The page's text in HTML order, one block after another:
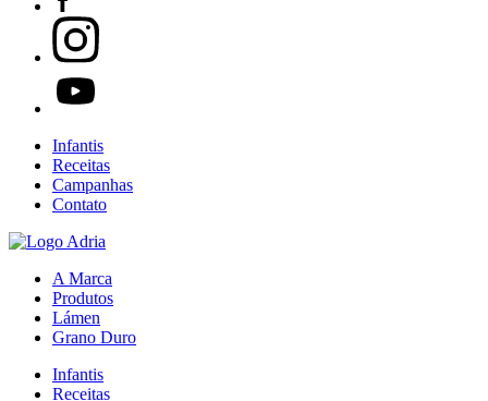
Infantis
Receitas
Campanhas
Contato
A Marca
Produtos
Lámen
Grano Duro
Infantis
Receitas